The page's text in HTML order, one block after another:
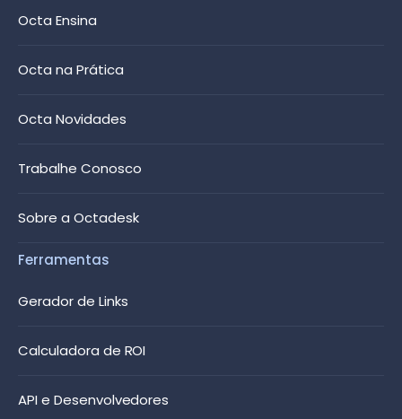
Octa Ensina
Octa na Prática
Octa Novidades
Trabalhe Conosco
Sobre a Octadesk
Ferramentas
Gerador de Links
Calculadora de ROI
API e Desenvolvedores